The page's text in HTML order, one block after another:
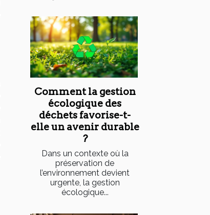
Comment la gestion
écologique des
déchets favorise-t-
elle un avenir durable
?
Dans un contexte où la
préservation de
l’environnement devient
urgente, la gestion
écologique...